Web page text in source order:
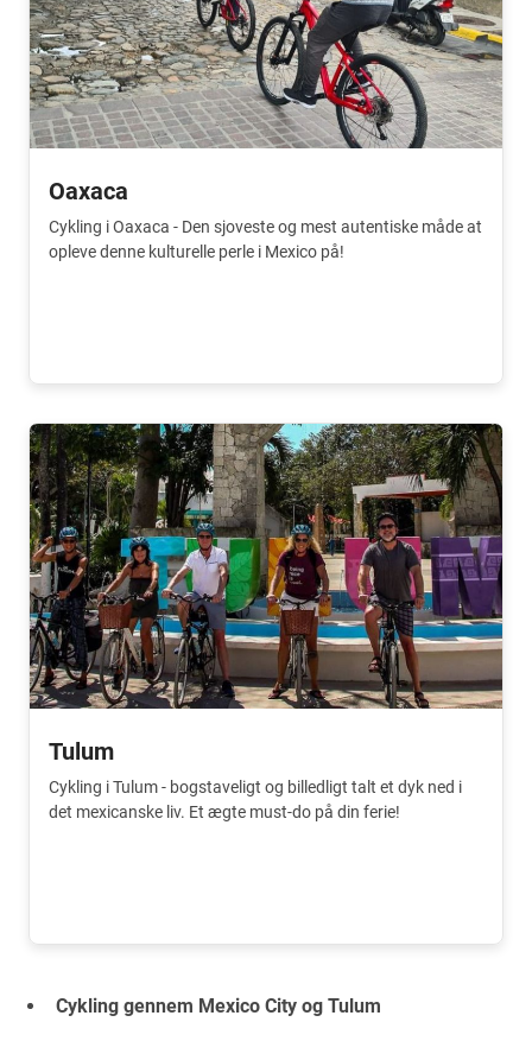
Oaxaca
Cykling i Oaxaca - Den sjoveste og mest autentiske måde at
opleve denne kulturelle perle i Mexico på!
Tulum
Cykling i Tulum - bogstaveligt og billedligt talt et dyk ned i
det mexicanske liv. Et ægte must-do på din ferie!
Cykling gennem Mexico City og Tulum